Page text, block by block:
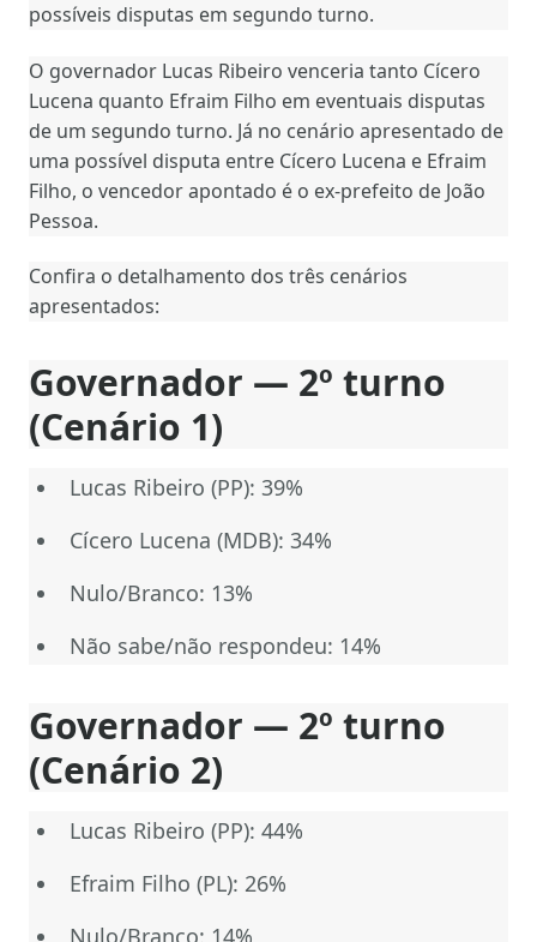
possíveis disputas em segundo turno.
O governador Lucas Ribeiro venceria tanto Cícero
Lucena quanto Efraim Filho em eventuais disputas
de um segundo turno. Já no cenário apresentado de
uma possível disputa entre Cícero Lucena e Efraim
Filho, o vencedor apontado é o ex-prefeito de João
Pessoa.
Confira o detalhamento dos três cenários
apresentados:
Governador — 2º turno
(Cenário 1)
Lucas Ribeiro (PP): 39%
Cícero Lucena (MDB): 34%
Nulo/Branco: 13%
Não sabe/não respondeu: 14%
Governador — 2º turno
(Cenário 2)
Lucas Ribeiro (PP): 44%
Efraim Filho (PL): 26%
Nulo/Branco: 14%